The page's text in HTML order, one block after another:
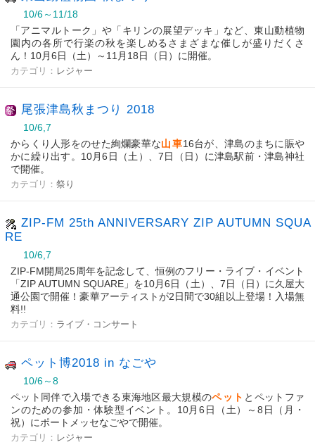
10/6～11/18
「アニマルトーク」や「キリンの展望デッキ」など、東山動植物
園内の各所で行楽の秋を楽しめるさまざまな催しが盛りだくさ
ん！10月6日（土）～11月18日（日）に開催。
カテゴリ： レジャー
尾張津島秋まつり 2018
10/6,7
からくり人形をのせた絢爛豪華な山車16台が、津島のまちに賑や
かに繰り出す。10月6日（土）、7日（日）に津島駅前・津島神社
で開催。
カテゴリ： 祭り
ZIP-FM 25th ANNIVERSARY ZIP AUTUMN SQUA
RE
10/6,7
ZIP-FM開局25周年を記念して、恒例のフリー・ライブ・イベント
「ZIP AUTUMN SQUARE」を10月6日（土）、7日（日）に久屋大
通公園で開催！豪華アーティストが2日間で30組以上登場！入場無
料!!
カテゴリ： ライブ・コンサート
ペット博2018 in なごや
10/6～8
ペット同伴で入場できる東海地区最大規模のペット とペットファ
ンのための参加・体験型イベント。10月6日（土）～8日（月・
祝）にポートメッセなごやで開催。
カテゴリ： レジャー